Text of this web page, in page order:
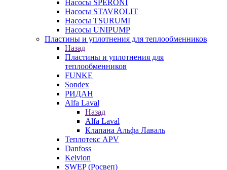
Насосы SPERONI
Насосы STAVROLIT
Насосы TSURUMI
Насосы UNIPUMP
Пластины и уплотнения для теплообменников
Назад
Пластины и уплотнения для
теплообменников
FUNKE
Sondex
РИДАН
Alfa Laval
Назад
Alfa Laval
Клапана Альфа Лаваль
Теплотекс APV
Danfoss
Kelvion
SWEP (Росвеп)